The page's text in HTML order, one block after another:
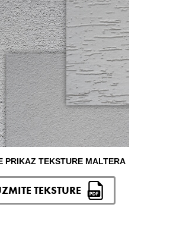
PRIKAZ TEKSTURE MALTERA
TEKSTURE